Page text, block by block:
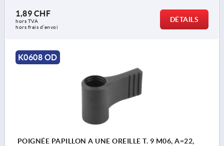
1,89 CHF
hors TVA
hors frais d’envoi
DÉTAILS
K0608 OD
POIGNÉE PAPILLON A UNE OREILLE T. 9 M06, A=22,